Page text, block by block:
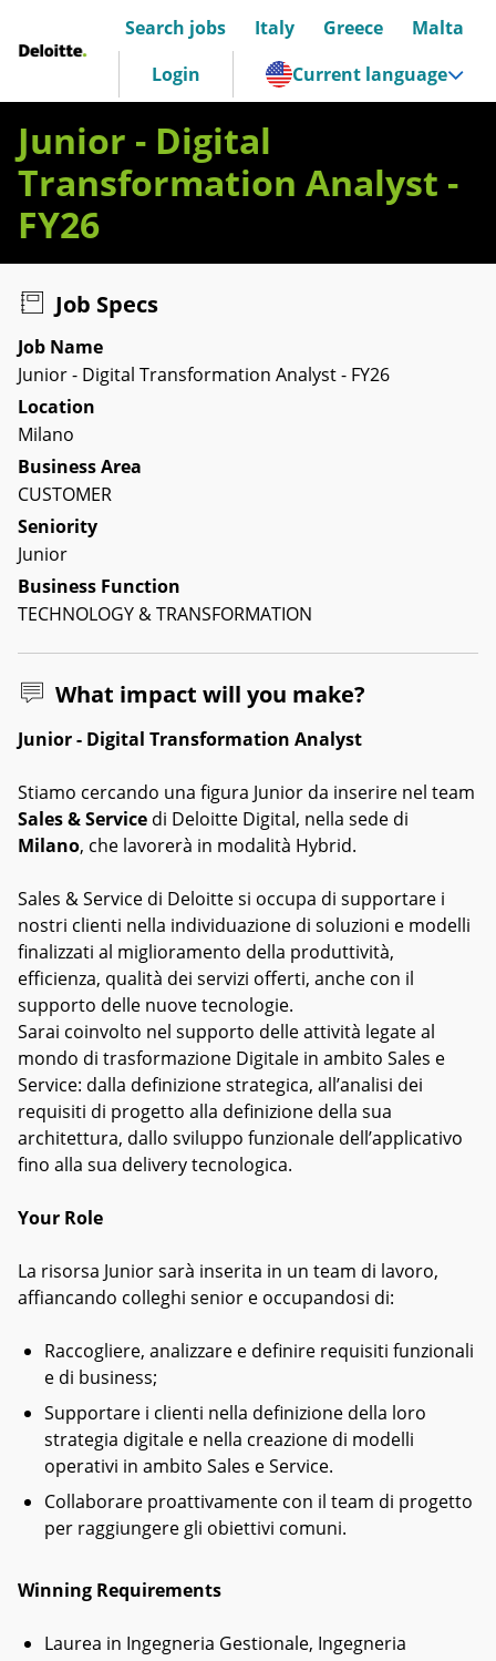
Deloitte Italia
Search jobs Italy Greece
Malta
Login
Current language
Junior - Digital
Transformation Analyst -
FY26
Job Specs
Job Name
Junior - Digital Transformation Analyst - FY26
Location
Milano
Business Area
CUSTOMER
Seniority
Junior
Business Function
TECHNOLOGY & TRANSFORMATION
What impact will you make?
Junior - Digital Transformation Analyst
Stiamo cercando una figura Junior da inserire nel team
Sales & Service di Deloitte Digital, nella sede di
Milano, che lavorerà in modalità Hybrid.
Sales & Service di Deloitte si occupa di supportare i
nostri clienti nella individuazione di soluzioni e modelli
finalizzati al miglioramento della produttività,
efficienza, qualità dei servizi offerti, anche con il
supporto delle nuove tecnologie.
Sarai coinvolto nel supporto delle attività legate al
mondo di trasformazione Digitale in ambito Sales e
Service: dalla definizione strategica, all’analisi dei
requisiti di progetto alla definizione della sua
architettura, dallo sviluppo funzionale dell’applicativo
fino alla sua delivery tecnologica.
Your Role
La risorsa Junior sarà inserita in un team di lavoro,
affiancando colleghi senior e occupandosi di:
Raccogliere, analizzare e definire requisiti funzionali
e di business;
Supportare i clienti nella definizione della loro
strategia digitale e nella creazione di modelli
operativi in ambito Sales e Service.
Collaborare proattivamente con il team di progetto
per raggiungere gli obiettivi comuni.
Winning Requirements
Laurea in Ingegneria Gestionale, Ingegneria